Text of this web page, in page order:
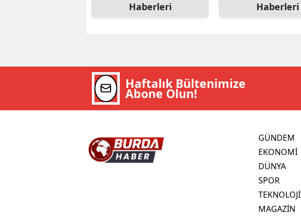
Haberleri
Haberleri
Haftalık Bültenimize
Abone Olun!
GÜNDEM
EKONOMİ
DÜNYA
SPOR
TEKNOLOJİ
MAGAZİN